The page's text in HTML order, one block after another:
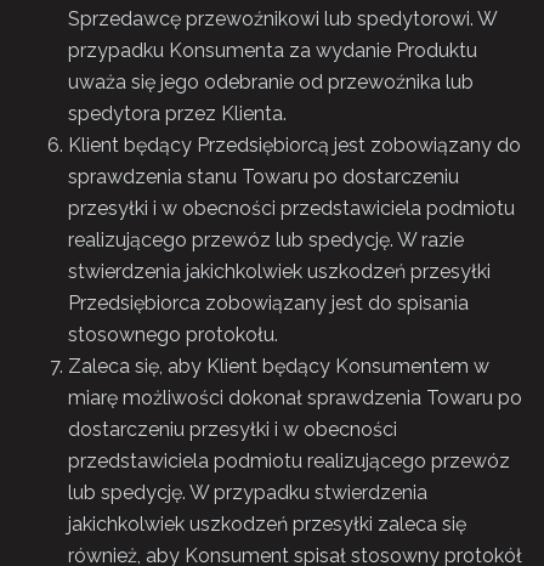
Sprzedawcę przewoźnikowi lub spedytorowi. W
przypadku Konsumenta za wydanie Produktu
uważa się jego odebranie od przewoźnika lub
spedytora przez Klienta.
Klient będący Przedsiębiorcą jest zobowiązany do
sprawdzenia stanu Towaru po dostarczeniu
przesyłki i w obecności przedstawiciela podmiotu
realizującego przewóz lub spedycję. W razie
stwierdzenia jakichkolwiek uszkodzeń przesyłki
Przedsiębiorca zobowiązany jest do spisania
stosownego protokołu.
Zaleca się, aby Klient będący Konsumentem w
miarę możliwości dokonał sprawdzenia Towaru po
dostarczeniu przesyłki i w obecności
przedstawiciela podmiotu realizującego przewóz
lub spedycję. W przypadku stwierdzenia
jakichkolwiek uszkodzeń przesyłki zaleca się
również, aby Konsument spisał stosowny protokół